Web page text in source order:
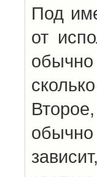
Под
от